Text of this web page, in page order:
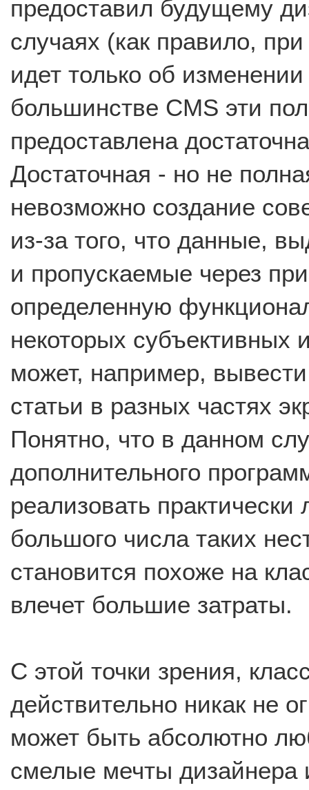
предоставил будущему
случаях (как правило,
идет только об
большинстве CMS эти
предоставлена
Достаточная - но не
невозможно создание
из-за того, что данные,
и пропускаемые через
определенную
некоторых субъективных
может, например,
статьи в разных частях
Понятно, что в данном
дополнительного
реализовать
большого числа таких
становится похоже на
влечет большие затраты.
С этой точки зрения,
действительно никак не
может быть абсолютно
смелые мечты дизайнера